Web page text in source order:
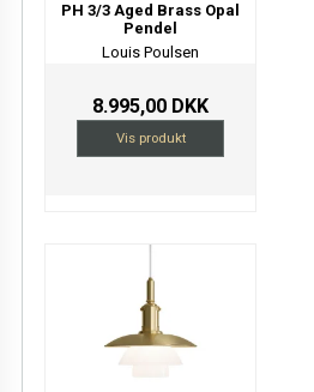
PH 3/3 Aged Brass Opal
Pendel
Louis Poulsen
8.995,00 DKK
Vis produkt